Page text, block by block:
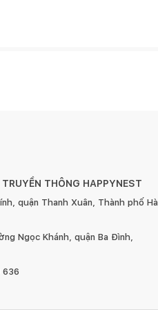
THÔNG HAPPYNEST
quận Thanh Xuân, Thành phố Hà
Ngọc Khánh, quận Ba Đình,
636